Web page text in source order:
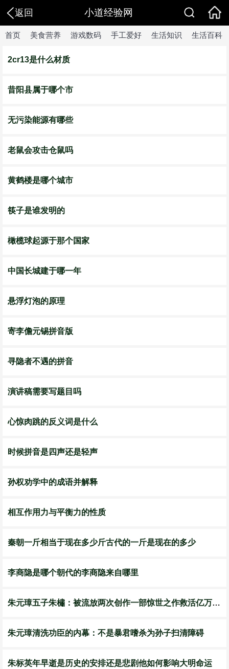
返回 小道经验网
首页 美食营养 游戏数码 手工爱好 生活知识 生活百科
2cr13是什么材质
昔阳县属于哪个市
无污染能源有哪些
老鼠会攻击仓鼠吗
黄鹤楼是哪个城市
筷子是谁发明的
橄榄球起源于那个国家
中国长城建于哪一年
悬浮灯泡的原理
寄李儋元锡拼音版
寻隐者不遇的拼音
演讲稿需要写题目吗
心惊肉跳的反义词是什么
时候拼音是四声还是轻声
孙权劝学中的成语并解释
相互作用力与平衡力的性质
秦朝一斤相当于现在多少斤古代的一斤是现在的多少
李商隐是哪个朝代的李商隐来自哪里
朱元璋五子朱橚：被流放两次创作一部惊世之作救活亿万饥民
朱元璋清洗功臣的内幕：不是暴君嗜杀为孙子扫清障碍
朱标英年早逝是历史的安排还是悲剧他如何影响大明命运